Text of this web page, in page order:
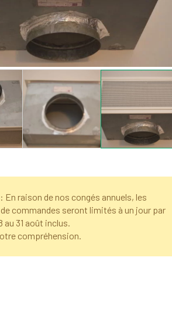
En raison de nos congés annuels, les
commandes seront limités à un jour par
au 31 août inclus.
compréhension.